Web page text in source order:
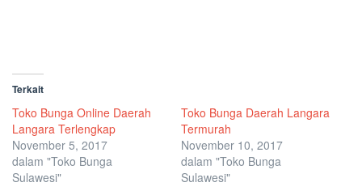
Terkait
Toko Bunga Online Daerah
Langara Terlengkap
November 5, 2017
dalam "Toko Bunga
Sulawesi"
Toko Bunga Daerah Langara
Termurah
November 10, 2017
dalam "Toko Bunga
Sulawesi"